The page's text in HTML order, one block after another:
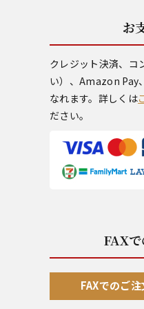
お
クレジット決済、コ
い）、Amazon Pay
なれます。詳しくは
ださい。
FAX
FAXでのご